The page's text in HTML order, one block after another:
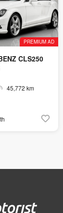
PREMIUM AD
45,772 km